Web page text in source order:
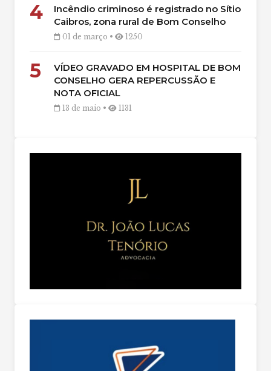
4
Incêndio criminoso é registrado no Sítio
Caibros, zona rural de Bom Conselho
01 de março • 1250
5
VÍDEO GRAVADO EM HOSPITAL DE BOM
CONSELHO GERA REPERCUSSÃO E
NOTA OFICIAL
13 de maio • 1131